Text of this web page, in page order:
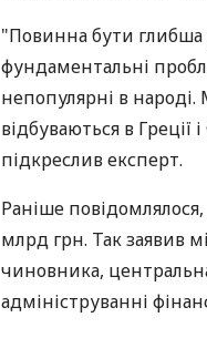
"Повинна бути глибша
фундаментальні
непопулярні в
відбуваються в Греції
підкреслив експерт.
Раніше
млрд грн. Так заявив
чиновника,
адмініструванні